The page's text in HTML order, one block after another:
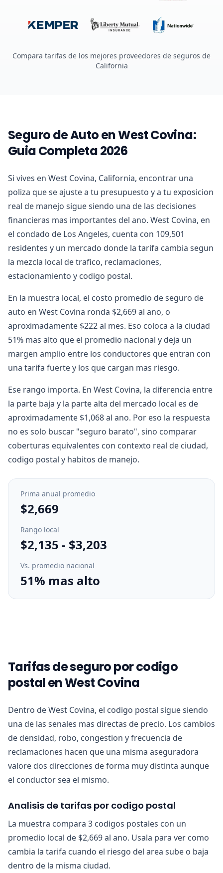
Compara tarifas de los mejores proveedores de seguros de
California
Seguro de Auto en West Covina:
Guia Completa 2026
Si vives en West Covina, California, encontrar una
poliza que se ajuste a tu presupuesto y a tu exposicion
real de manejo sigue siendo una de las decisiones
financieras mas importantes del ano. West Covina, en
el condado de Los Angeles, cuenta con 109,501
residentes y un mercado donde la tarifa cambia segun
la mezcla local de trafico, reclamaciones,
estacionamiento y codigo postal.
En la muestra local, el costo promedio de seguro de
auto en West Covina ronda $2,669 al ano, o
aproximadamente $222 al mes. Eso coloca a la ciudad
51% mas alto que el promedio nacional y deja un
margen amplio entre los conductores que entran con
una tarifa fuerte y los que cargan mas riesgo.
Ese rango importa. En West Covina, la diferencia entre
la parte baja y la parte alta del mercado local es de
aproximadamente $1,068 al ano. Por eso la respuesta
no es solo buscar "seguro barato", sino comparar
coberturas equivalentes con contexto real de ciudad,
codigo postal y habitos de manejo.
Prima anual promedio
$2,669
Rango local
$2,135 - $3,203
Vs. promedio nacional
51% mas alto
Tarifas de seguro por codigo
postal en West Covina
Dentro de West Covina, el codigo postal sigue siendo
una de las senales mas directas de precio. Los cambios
de densidad, robo, congestion y frecuencia de
reclamaciones hacen que una misma aseguradora
valore dos direcciones de forma muy distinta aunque
el conductor sea el mismo.
Analisis de tarifas por codigo postal
La muestra compara 3 codigos postales con un
promedio local de $2,669 al ano. Usala para ver como
cambia la tarifa cuando el riesgo del area sube o baja
dentro de la misma ciudad.